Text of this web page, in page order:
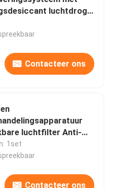
luchtdroger
Contacteer ons
luchtfilter Anti-
1set
Contacteer ons